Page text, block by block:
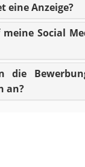
eine Anzeige?
Social
die
an?